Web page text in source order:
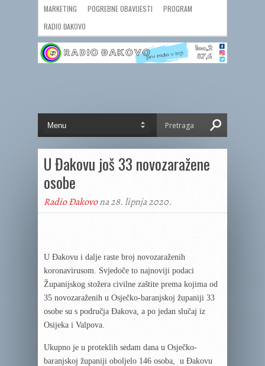
MARKETING POGREBNE OBAVIJESTI
PROGRAM
RADIO ĐAKOVO
U Đakovu još 33 novozaražene
osobe
Radio Đakovona 28. lipnja 2020.
U Đakovu i dalje raste broj novozaraženih
koronavirusom. Svjedoče to najnoviji podaci
Županijskog stožera civilne zaštite prema kojima od
35 novozaraženih u Osječko-baranjskoj županiji 33
osobe su s područja Đakova, a po jedan slučaj iz
Osijeka i Valpova.
Ukupno je u proteklih sedam dana u Osječko-
baranjskoj županiji oboljelo 146 osoba, u Đakovu